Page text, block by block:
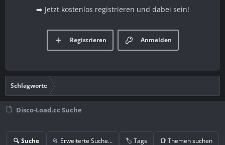
➡️ Jetzt kostenlos registrieren und dabei sein!
Anmelden
Registrieren
Schlagworte
Disco-Load.cc Suche
🔍 Suche 📂 Erweiterte Suche… 🏷️ Tags 📑 Themen suchen